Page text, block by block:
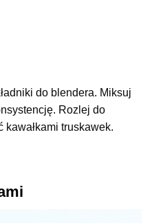
do blendera. Miksuj
Rozlej do
truskawek.